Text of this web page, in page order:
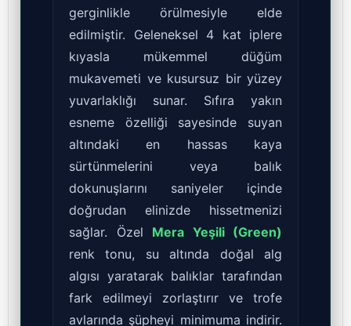
gerginlikle örülmesiyle elde
edilmiştir. Geleneksel 4 kat iplere
kıyasla mükemmel düğüm
mukavemeti ve kusursuz bir yüzey
yuvarlaklığı sunar. Sıfıra yakın
esneme özelliği sayesinde suyan
altındaki en hassas kaya
sürtünmelerini veya balık
dokunuşlarını saniyeler içinde
doğrudan elinizde hissetmenizi
sağlar. Özel Mera Yeşili (Green)
renk tonu, su altında doğal alg
algısı yaratarak balıklar tarafından
fark edilmeyi zorlaştırır ve trofe
avlarında şüpheyi minimuma indirir.